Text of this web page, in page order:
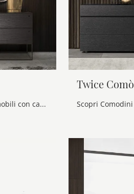
Scopri Comodini design e mobili con cassetti Alf Da Frè! Il modello Hobby Comò costruito in melaminico è la soluzione ottimale.
Twice Comò